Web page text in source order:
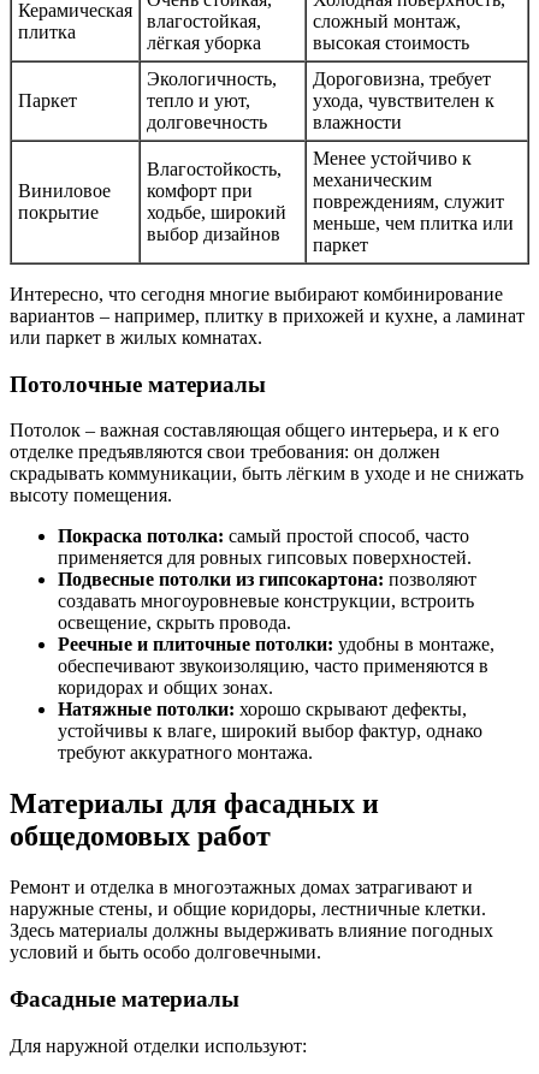
Керамическая
плитка
влагостойкая,
лёгкая уборка
сложный монтаж,
высокая стоимость
Паркет
Экологичность,
тепло и уют,
долговечность
Дороговизна, требует
ухода, чувствителен к
влажности
Виниловое
покрытие
Влагостойкость,
комфорт при
ходьбе, широкий
выбор дизайнов
Менее устойчиво к
механическим
повреждениям, служит
меньше, чем плитка или
паркет
Интересно, что сегодня многие выбирают комбинирование
вариантов – например, плитку в прихожей и кухне, а ламинат
или паркет в жилых комнатах.
Потолочные материалы
Потолок – важная составляющая общего интерьера, и к его
отделке предъявляются свои требования: он должен
скрадывать коммуникации, быть лёгким в уходе и не снижать
высоту помещения.
Покраска потолка: самый простой способ, часто
применяется для ровных гипсовых поверхностей.
Подвесные потолки из гипсокартона: позволяют
создавать многоуровневые конструкции, встроить
освещение, скрыть провода.
Реечные и плиточные потолки: удобны в монтаже,
обеспечивают звукоизоляцию, часто применяются в
коридорах и общих зонах.
Натяжные потолки: хорошо скрывают дефекты,
устойчивы к влаге, широкий выбор фактур, однако
требуют аккуратного монтажа.
Материалы для фасадных и
общедомовых работ
Ремонт и отделка в многоэтажных домах затрагивают и
наружные стены, и общие коридоры, лестничные клетки.
Здесь материалы должны выдерживать влияние погодных
условий и быть особо долговечными.
Фасадные материалы
Для наружной отделки используют: